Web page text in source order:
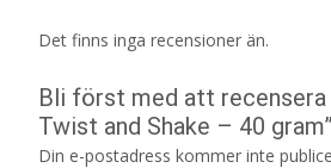
Det finns inga recensioner än.
Bli först med att recensera
Twist and Shake – 40 gram”
Din e-postadress kommer inte